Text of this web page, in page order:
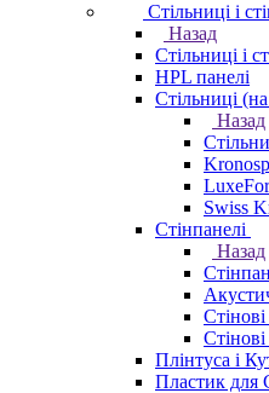
Стільниці і
Назад
Стільниці і
HPL панелі
Стільниці
Назад
Swiss
Стінпанелі
Назад
Плінтуса і
Пластик для